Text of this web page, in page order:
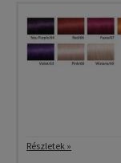
Részletek »